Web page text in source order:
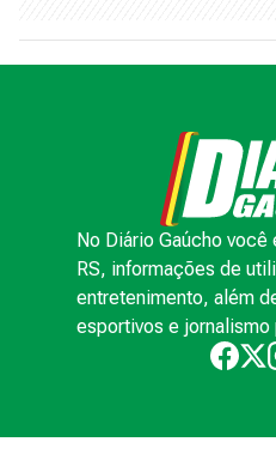
No Diário Gaúcho
RS, informações de
entretenimento, além
esportivos e jornalismo